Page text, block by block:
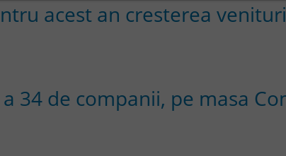
acest an cresterea
34 de companii, pe masa